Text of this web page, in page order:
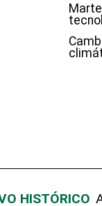
HISTÓRICO